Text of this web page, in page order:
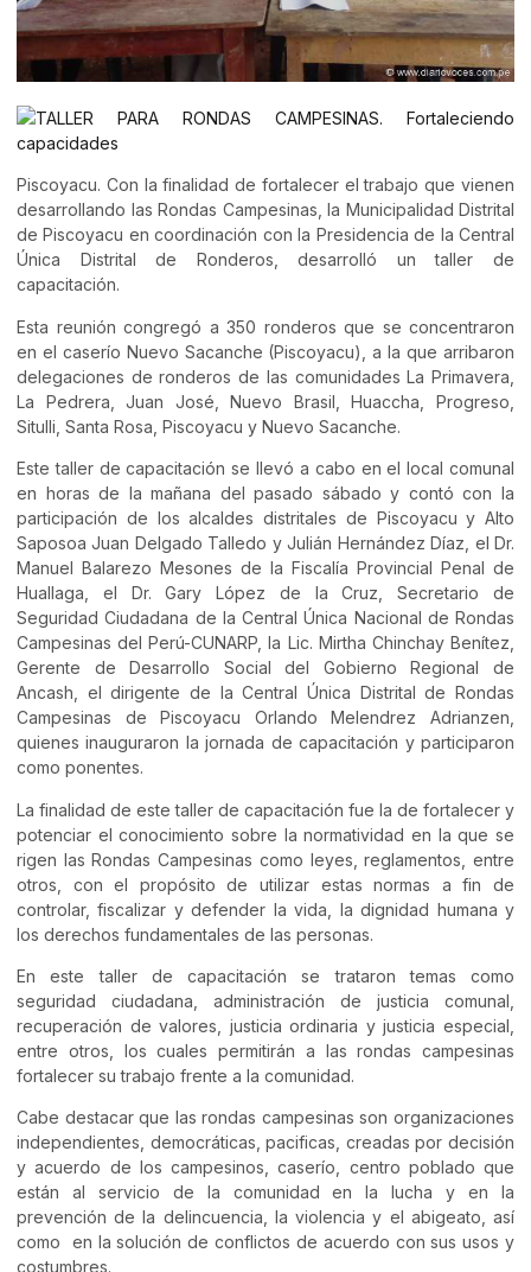
Piscoyacu. Con la finalidad de fortalecer el trabajo que vienen
desarrollando las Rondas Campesinas, la Municipalidad Distrital
de Piscoyacu en coordinación con la Presidencia de la Central
Única Distrital de Ronderos, desarrolló un taller de
capacitación.
Esta reunión congregó a 350 ronderos que se concentraron
en el caserío Nuevo Sacanche (Piscoyacu), a la que arribaron
delegaciones de ronderos de las comunidades La Primavera,
La Pedrera, Juan José, Nuevo Brasil, Huaccha, Progreso,
Situlli, Santa Rosa, Piscoyacu y Nuevo Sacanche.
Este taller de capacitación se llevó a cabo en el local comunal
en horas de la mañana del pasado sábado y contó con la
participación de los alcaldes distritales de Piscoyacu y Alto
Saposoa Juan Delgado Talledo y Julián Hernández Díaz, el Dr.
Manuel Balarezo Mesones de la Fiscalía Provincial Penal de
Huallaga, el Dr. Gary López de la Cruz, Secretario de
Seguridad Ciudadana de la Central Única Nacional de Rondas
Campesinas del Perú-CUNARP, la Lic. Mirtha Chinchay Benítez,
Gerente de Desarrollo Social del Gobierno Regional de
Ancash, el dirigente de la Central Única Distrital de Rondas
Campesinas de Piscoyacu Orlando Melendrez Adrianzen,
quienes inauguraron la jornada de capacitación y participaron
como ponentes.
La finalidad de este taller de capacitación fue la de fortalecer y
potenciar el conocimiento sobre la normatividad en la que se
rigen las Rondas Campesinas como leyes, reglamentos, entre
otros, con el propósito de utilizar estas normas a fin de
controlar, fiscalizar y defender la vida, la dignidad humana y
los derechos fundamentales de las personas.
En este taller de capacitación se trataron temas como
seguridad ciudadana, administración de justicia comunal,
recuperación de valores, justicia ordinaria y justicia especial,
entre otros, los cuales permitirán a las rondas campesinas
fortalecer su trabajo frente a la comunidad.
Cabe destacar que las rondas campesinas son organizaciones
independientes, democráticas, pacificas, creadas por decisión
y acuerdo de los campesinos, caserío, centro poblado que
están al servicio de la comunidad en la lucha y en la
prevención de la delincuencia, la violencia y el abigeato, así
como en la solución de conflictos de acuerdo con sus usos y
costumbres.